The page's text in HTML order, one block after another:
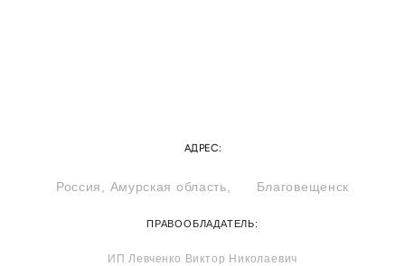
АДРЕС:
Россия, Амурская область, Благовещенск
ПРАВООБЛАДАТЕЛЬ:
ИП Левченко Виктор Николаевич